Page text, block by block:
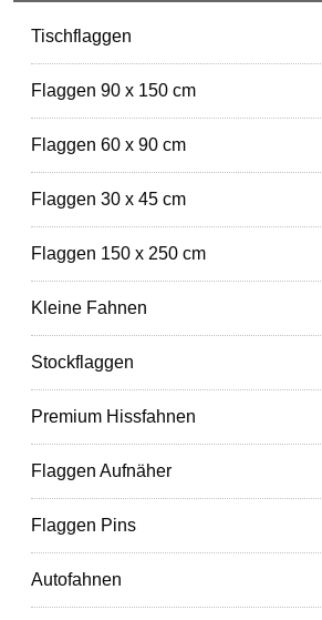
Tischflaggen
Flaggen 90 x 150 cm
Flaggen 60 x 90 cm
Flaggen 30 x 45 cm
Flaggen 150 x 250 cm
Kleine Fahnen
Stockflaggen
Premium Hissfahnen
Flaggen Aufnäher
Flaggen Pins
Autofahnen